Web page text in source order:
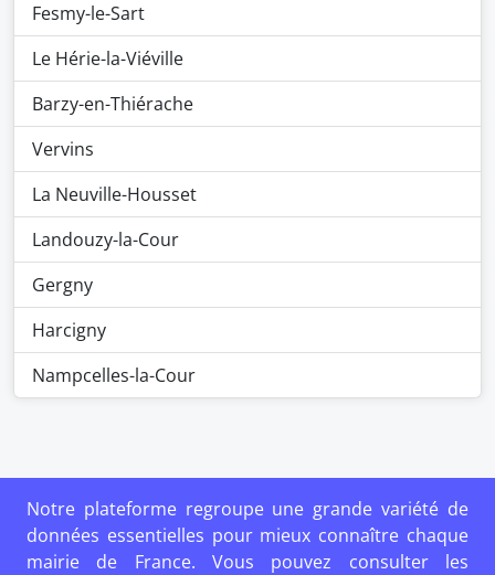
Fesmy-le-Sart
Le Hérie-la-Viéville
Barzy-en-Thiérache
Vervins
La Neuville-Housset
Landouzy-la-Cour
Gergny
Harcigny
Nampcelles-la-Cour
Notre plateforme regroupe une grande variété de
données essentielles pour mieux connaître chaque
mairie de France. Vous pouvez consulter les